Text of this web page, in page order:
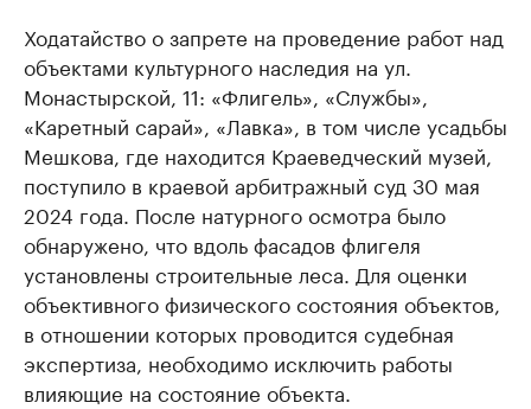
Ходатайство о запрете на проведение работ над
объектами культурного наследия на ул.
Монастырской, 11: «Флигель», «Службы»,
«Каретный сарай», «Лавка», в том числе усадьбы
Мешкова, где находится Краеведческий музей,
поступило в краевой арбитражный суд 30 мая
2024 года. После натурного осмотра было
обнаружено, что вдоль фасадов флигеля
установлены строительные леса. Для оценки
объективного физического состояния объектов,
в отношении которых проводится судебная
экспертиза, необходимо исключить работы
влияющие на состояние объекта.